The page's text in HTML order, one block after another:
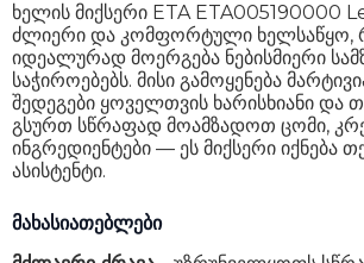
ხელის მიქსერი ETA ETA005190000
ძლიერი და კომფორტული ხელსაწყო,
იდეალურად მოერგება ნებისმიერი
საჭიროებებს. მისი გამოყენება
შედეგები ყოველთვის ხარისხიანი და
გსურთ სწრაფად მოამზადოთ ცომი,
ინგრედიენტები — ეს მიქსერი იქნება
ასისტენტი.
მახასიათებლები